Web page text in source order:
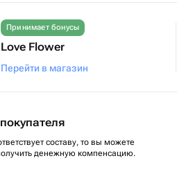
Принимает бонусы
Love Flower
Перейти в магазин
составу, то вы можете
денежную компенсацию.